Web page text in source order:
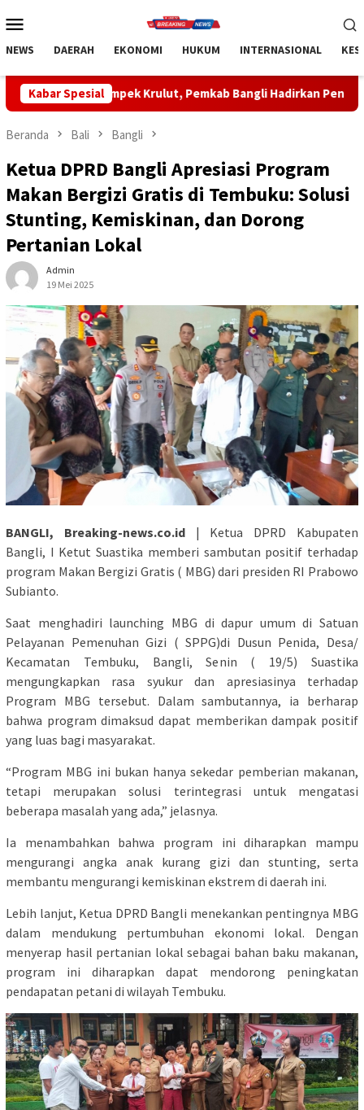
ke
Mobile
NEWS DAERAH EKONOMI HUKUM INTERNASIONAL
Kabar Spesial
Pemkab Bangli Hadirkan Pengobatan Gratis di Empat
Beranda Bali Bangli
Ketua DPRD Bangli Apresiasi Program
Makan Bergizi Gratis di Tembuku: Solusi
Stunting, Kemiskinan, dan Dorong
Pertanian Lokal
Admin
19 Mei 2025
BANGLI, Breaking-news.co.id| Ketua DPRD Kabupaten
Bangli, I Ketut Suastika memberi sambutan positif terhadap
program Makan Bergizi Gratis ( MBG) dari presiden RI Prabowo
Subianto.
Saat menghadiri launching MBG di dapur umum di Satuan
Pelayanan Pemenuhan Gizi ( SPPG)di Dusun Penida, Desa/
Kecamatan Tembuku, Bangli, Senin ( 19/5) Suastika
mengungkapkan rasa syukur dan apresiasinya terhadap
Program MBG tersebut. Dalam sambutannya, ia berharap
bahwa program dimaksud dapat memberikan dampak positif
yang luas bagi masyarakat.
“Program MBG ini bukan hanya sekedar pemberian makanan,
tetapi merupakan solusi terintegrasi untuk mengatasi
beberapa masalah yang ada,” jelasnya.
Ia menambahkan bahwa program ini diharapkan mampu
mengurangi angka anak kurang gizi dan stunting, serta
membantu mengurangi kemiskinan ekstrem di daerah ini.
Lebih lanjut, Ketua DPRD Bangli menekankan pentingnya MBG
dalam mendukung pertumbuhan ekonomi lokal. Dengan
menyerap hasil pertanian lokal sebagai bahan baku makanan,
program ini diharapkan dapat mendorong peningkatan
pendapatan petani di wilayah Tembuku.